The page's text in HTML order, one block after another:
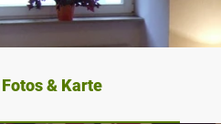
Fotos & Karte